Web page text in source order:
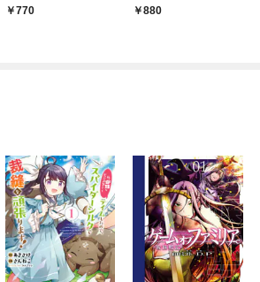
～絶交から始まるS級
770
MICS 1 新装版
880